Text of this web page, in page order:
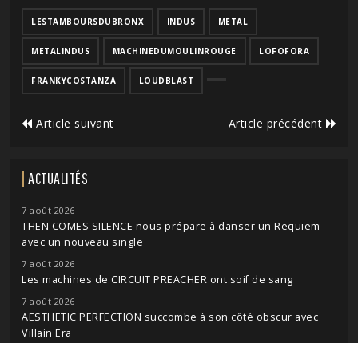
LESTAMBOURSDUBRONX INDUS METAL
METALINDUS MACHINEDUMOULINROUGE LOFOFORA
FRANKYCOSTANZA LOUDBLAST
Article suivant Article précédent
ACTUALITÉS
7 août 2026
THEN COMES SILENCE nous prépare à danser un Requiem
avec un nouveau single
7 août 2026
Les machines de CIRCUIT PREACHER ont soif de sang
7 août 2026
AESTHETIC PERFECTION succombe à son côté obscur avec
Villain Era